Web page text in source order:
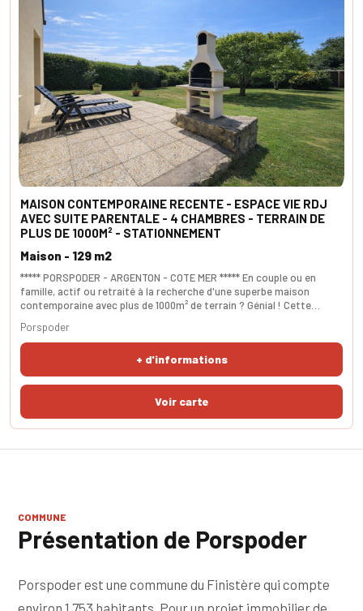
MAISON CONTEMPORAINE RECENTE - ESPACE VIE RDJ
AVEC SUITE PARENTALE - 4 CHAMBRES - TERRAIN DE
PLUS DE 1000M² - STATIONNEMENT
***** PORSPODER - ARGENTON - COTE MER ***** En couple ou en
famille, actif ou retraité à la recherche d'une superbe maison
contemporaine avec plus de 1000m² de terrain ? Génial ! Cette
jardin : la superbe pièce de vie de 40m² comprend une cuisine
fonctionnelle, un salon très intime et une réception généreuse.
L'exposition est triple : est sud ouest. L
Maison - 129 m2
+ d'informations
Porspoder
COMMUNE
Présentation de Porspoder
Porspoder est une commune du Finistère qui compte
environ 1 753 habitants. Pour un projet immobilier de